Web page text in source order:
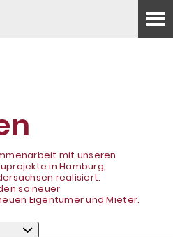
mit unseren
in Hamburg,
realisiert.
so neuer
Eigentümer und Mieter.